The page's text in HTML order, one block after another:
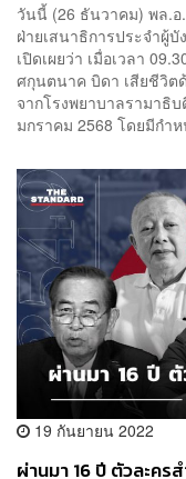
วันนี้ (26 ธันวาคม) พล.
ฝ่ายเสนาธิการประจำผู้
เปิดเผยว่า เมื่อเวลา
ศกุนตนาค บิดา เสียชีวิต
จากโรงพยาบาลรามาธิ
มกราคม 2568 โดยมีกำ
19 กันยายน 2022
ผ่านมา 16 ปี ตัวละคร